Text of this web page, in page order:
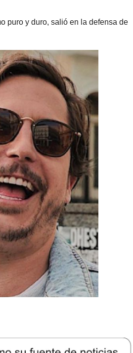
puro y duro, salió en la defensa de